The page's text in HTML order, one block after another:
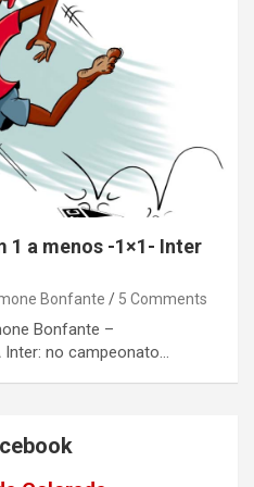
1 a menos -1×1- Inter
Bonfante 5 Comments
Bonfante –
Inter: no campeonato…